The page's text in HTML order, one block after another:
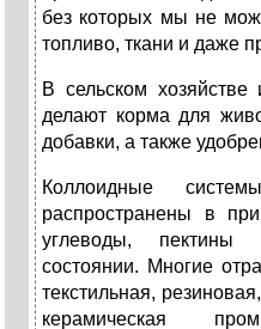
без которых мы не
топливо, ткани и даже
В сельском хозяйстве
делают корма для
добавки, а также
Коллоидные
распространены в
углеводы, пектины
состоянии. Многие
текстильная,
керамическая